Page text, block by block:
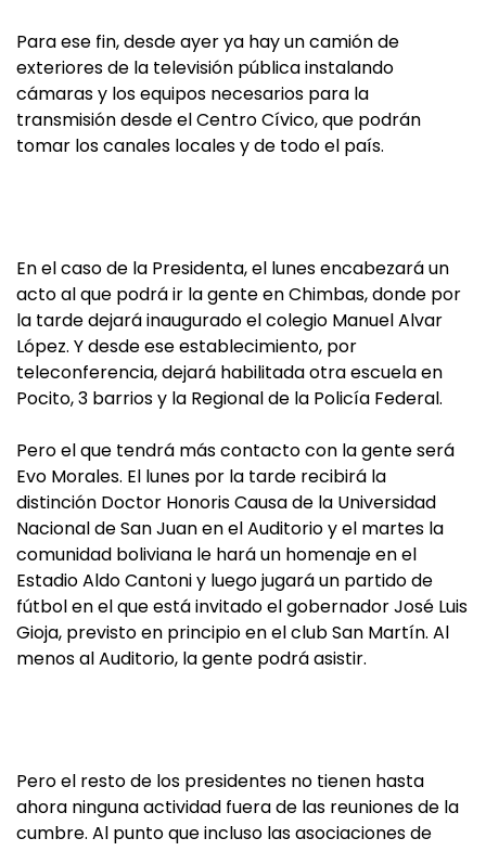
Para ese fin, desde ayer ya hay un camión de
exteriores de la televisión pública instalando
cámaras y los equipos necesarios para la
transmisión desde el Centro Cívico, que podrán
tomar los canales locales y de todo el país.
En el caso de la Presidenta, el lunes encabezará un
acto al que podrá ir la gente en Chimbas, donde por
la tarde dejará inaugurado el colegio Manuel Alvar
López. Y desde ese establecimiento, por
teleconferencia, dejará habilitada otra escuela en
Pocito, 3 barrios y la Regional de la Policía Federal.
Pero el que tendrá más contacto con la gente será
Evo Morales. El lunes por la tarde recibirá la
distinción Doctor Honoris Causa de la Universidad
Nacional de San Juan en el Auditorio y el martes la
comunidad boliviana le hará un homenaje en el
Estadio Aldo Cantoni y luego jugará un partido de
fútbol en el que está invitado el gobernador José Luis
Gioja, previsto en principio en el club San Martín. Al
menos al Auditorio, la gente podrá asistir.
Pero el resto de los presidentes no tienen hasta
ahora ninguna actividad fuera de las reuniones de la
cumbre. Al punto que incluso las asociaciones de